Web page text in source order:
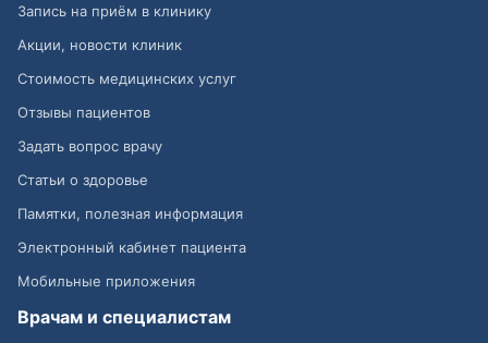
Запись на приём в клинику
Акции, новости клиник
Стоимость медицинских услуг
Отзывы пациентов
Задать вопрос врачу
Статьи о здоровье
Памятки, полезная информация
Электронный кабинет пациента
Мобильные приложения
Врачам и специалистам